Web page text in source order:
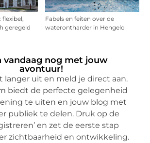
flexibel,
geregeld
Fabels en feiten over de
waterontharder in Hengelo
vandaag nog met jouw
avontuur!
langer uit en meld je direct aan.
biedt de perfecte gelegenheid
te uiten en jouw blog met
publiek te delen. Druk op de
en zet de eerste stap
zichtbaarheid en ontwikkeling.